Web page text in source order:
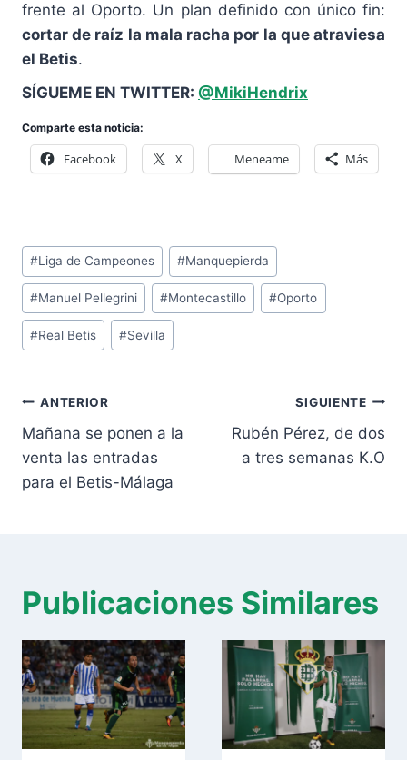
frente al Oporto. Un plan definido con único fin:
cortar de raíz la mala racha por la que atraviesa
el Betis.
SÍGUEME EN TWITTER: @MikiHendrix
Comparte esta noticia:
Facebook X Meneame Más
Etiquetas
de
la
entrada:
#Liga de Campeones #Manquepierda
#Manuel Pellegrini #Montecastillo #Oporto
#Real Betis #Sevilla
Navegación
de
entradas
ANTERIOR
Mañana se ponen a la
venta las entradas
para el Betis-Málaga
SIGUIENTE
Rubén Pérez, de dos
a tres semanas K.O
Publicaciones Similares